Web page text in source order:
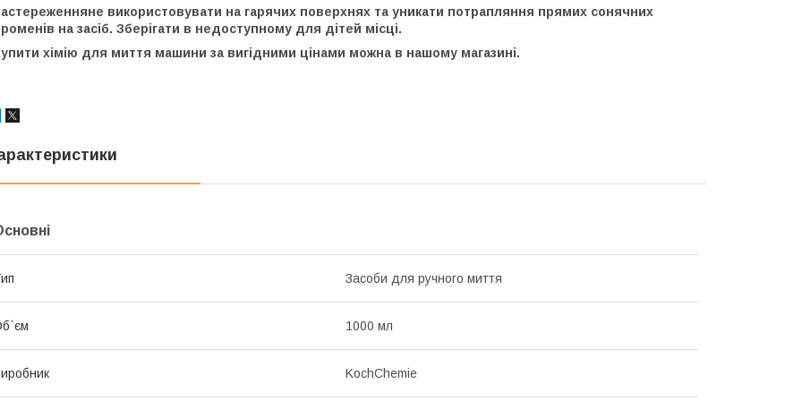
використовувати на гарячих поверхнях та уникати потрапляння прямих сонячних
на засіб. Зберігати в недоступному для дітей місці.
хімію для миття машини за вигідними цінами можна в нашому магазині.
Засоби для ручного миття
1000 мл
KochChemie